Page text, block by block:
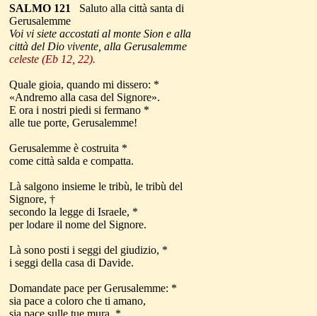
SALMO 121 Saluto alla città santa di
Gerusalemme
Voi vi siete accostati al monte Sion e alla
città del Dio vivente, alla Gerusalemme
celeste (Eb 12, 22).
Quale gioia, quando mi dissero: *
«Andremo alla casa del Signore».
E ora i nostri piedi si fermano *
alle tue porte, Gerusalemme!
Gerusalemme è costruita *
come città salda e compatta.
Là salgono insieme le tribù, le tribù del
Signore, †
secondo la legge di Israele, *
per lodare il nome del Signore.
Là sono posti i seggi del giudizio, *
i seggi della casa di Davide.
Domandate pace per Gerusalemme: *
sia pace a coloro che ti amano,
sia pace sulle tue mura, *